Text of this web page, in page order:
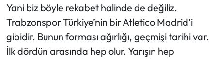
Yani biz böyle rekabet halinde de değiliz.
Trabzonspor Türkiye’nin bir Atletico Madrid’i
gibidir. Bunun forması ağırlığı, geçmişi tarihi var.
İlk dördün arasında hep olur. Yarışın hep